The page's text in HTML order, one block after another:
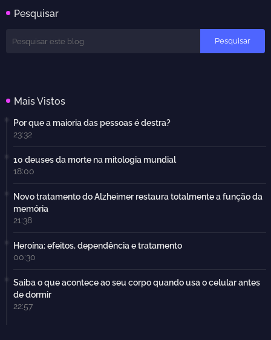
Pesquisar
Mais Vistos
Por que a maioria das pessoas é destra?
23:32
10 deuses da morte na mitologia mundial
18:00
Novo tratamento do Alzheimer restaura totalmente a função da
memória
21:38
Heroína: efeitos, dependência e tratamento
00:30
Saiba o que acontece ao seu corpo quando usa o celular antes
de dormir
22:57